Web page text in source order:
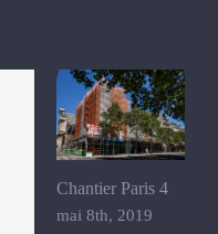
Chantier Paris 4
mai 8th, 2019